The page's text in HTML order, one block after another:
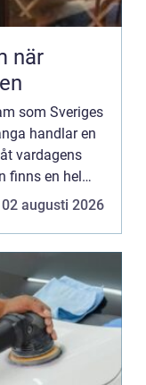
som Sveriges
handlar en
vardagens
finns en hel
02 augusti 2026